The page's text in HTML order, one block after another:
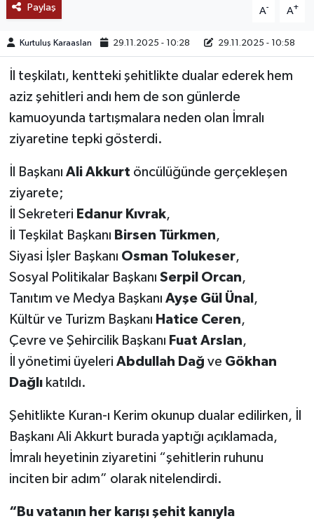
Paylaş A- A+
Kurtuluş Karaaslan 29.11.2025 - 10:28 29.11.2025 - 10:58
İl teşkilatı, kentteki şehitlikte dualar ederek hem
aziz şehitleri andı hem de son günlerde
kamuoyunda tartışmalara neden olan İmralı
ziyaretine tepki gösterdi.
İl Başkanı Ali Akkurt öncülüğünde gerçekleşen
ziyarete;
İl Sekreteri Edanur Kıvrak,
İl Teşkilat Başkanı Birsen Türkmen,
Siyasi İşler Başkanı Osman Tolukeser,
Sosyal Politikalar Başkanı Serpil Orcan,
Tanıtım ve Medya Başkanı Ayşe Gül Ünal ,
Kültür ve Turizm Başkanı Hatice Ceren,
Çevre ve Şehircilik Başkanı Fuat Arslan,
İl yönetimi üyeleri Abdullah Dağ ve Gökhan
Dağlıkatıldı.
Şehitlikte Kuran-ı Kerim okunup dualar edilirken, İl
Başkanı Ali Akkurt burada yaptığı açıklamada,
İmralı heyetinin ziyaretini “şehitlerin ruhunu
inciten bir adım” olarak nitelendirdi.
“Bu vatanın her karışı şehit kanıyla
TREND
MEDYA
TEKNOLOJİ
KÜLTÜR SANAT